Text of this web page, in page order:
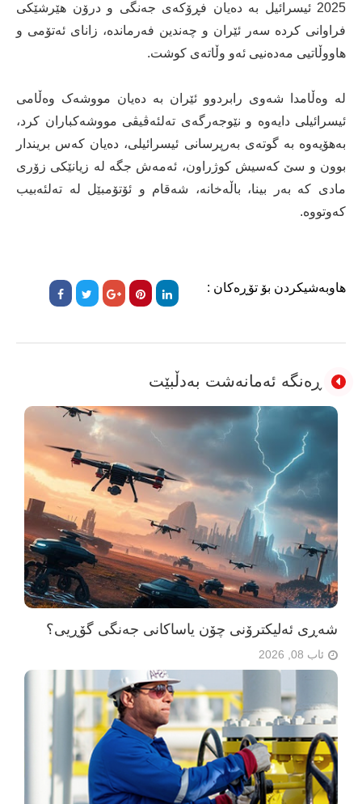
2025 ئیسرائیل بە دەیان فڕۆکەی جەنگی و درۆن هێرشێکی
فراوانی کردە سەر ئێران و چەندین فەرماندە، زانای ئەتۆمی و
هاووڵاتیی مەدەنیی ئەو وڵاتەی کوشت.
لە وەڵامدا شەوی رابردوو ئێران بە دەیان مووشەک وەڵامی
ئیسرائیلی دایەوە و نێوجەرگەی تەلئەڤیڤی مووشەکباران کرد،
بەهۆیەوە بە گوتەی بەرپرسانی ئیسرائیلی، دەیان کەس بریندار
بوون و سێ کەسیش کوژراون، ئەمەش جگە لە زیانێکی زۆری
مادی کە بەر بینا، باڵەخانە، شەقام و ئۆتۆمبێل لە تەلئەبیب
کەوتووە.
هاوبەشیکردن بۆ تۆڕەکان :
ڕەنگە ئەمانەشت بەدڵبێت
شەڕی ئەلیکترۆنی چۆن یاساکانی جەنگی گۆڕیی؟
ئاب 08, 2026